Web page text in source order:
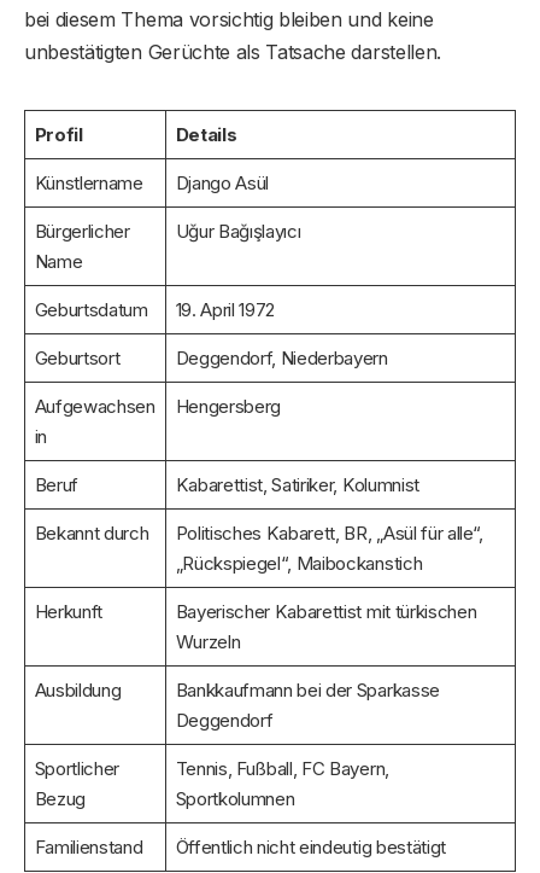
bei diesem Thema vorsichtig bleiben und keine
unbestätigten Gerüchte als Tatsache darstellen.
Profil Details
Künstlername Django Asül
Bürgerlicher
Name
Uğur Bağışlayıcı
Geburtsdatum 19. April 1972
Geburtsort Deggendorf, Niederbayern
Aufgewachsen
in
Hengersberg
Beruf Kabarettist, Satiriker, Kolumnist
Bekannt durch
Politisches Kabarett, BR, „Asül für alle“,
„Rückspiegel“, Maibockanstich
Herkunft
Bayerischer Kabarettist mit türkischen
Wurzeln
Ausbildung
Bankkaufmann bei der Sparkasse
Deggendorf
Sportlicher
Bezug
Tennis, Fußball, FC Bayern,
Sportkolumnen
Familienstand Öffentlich nicht eindeutig bestätigt